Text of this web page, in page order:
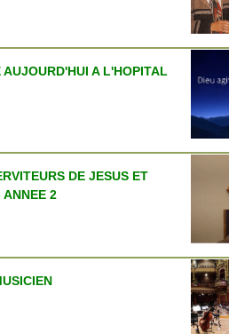
A L'HOPITAL
DE JESUS ET
ANNEE 2